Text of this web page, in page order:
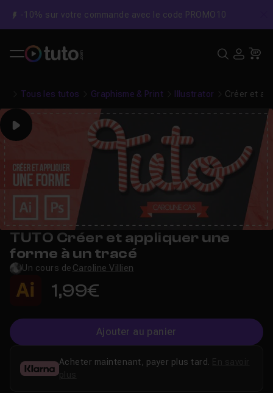
-10% sur votre commande avec le code PROMO10
Tous les tutos Graphisme & Print Illustrator Créer et
Play
TUTO Créer et appliquer une
forme à un tracé
Un cours de Caroline Villien
1,99€
Ajouter au panier
Acheter maintenant, payer plus tard.
plus